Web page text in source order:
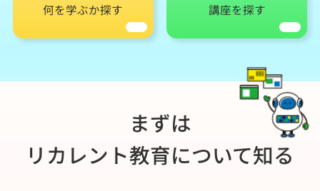
何を学ぶか探す 講座を探す
まずは
リカレント教育について知る